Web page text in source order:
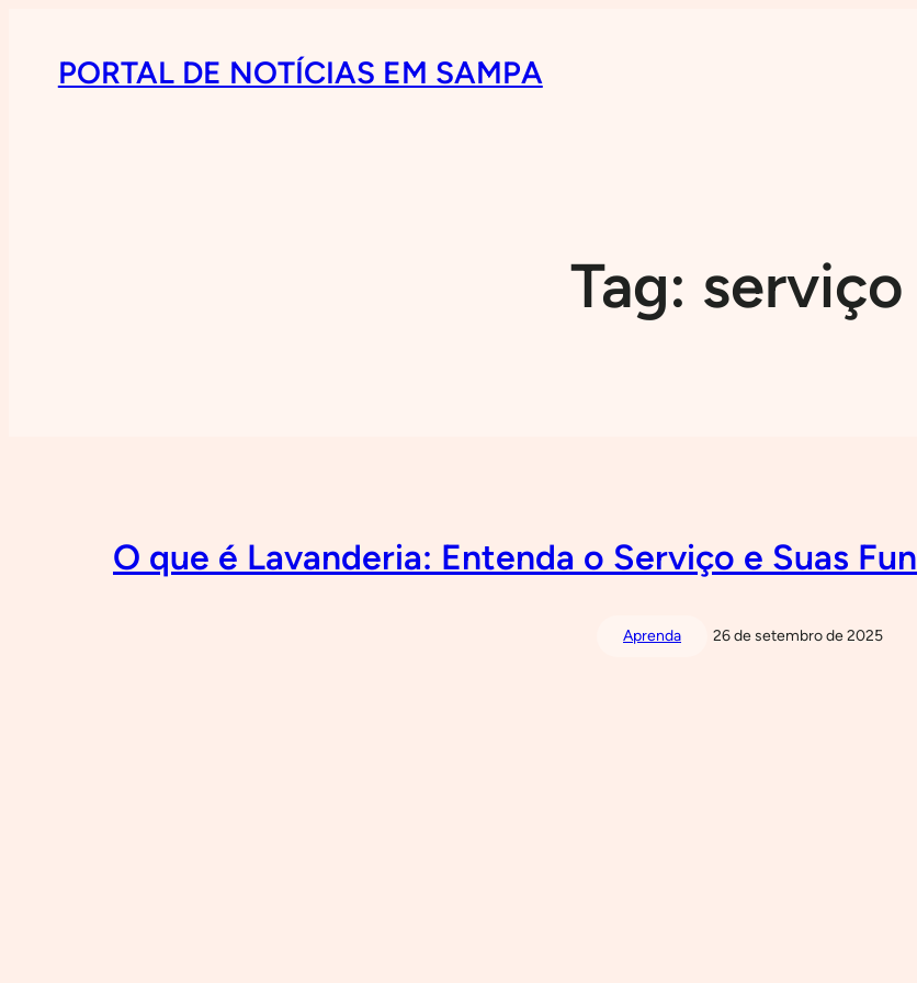
PORTAL DE NOTÍCIAS EM SAMPA
Tag: serviço
O que é Lavanderia: Entenda o Serviço e Suas
Aprenda 26 de setembro de 2025